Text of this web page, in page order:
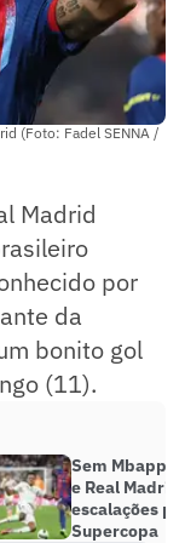
(Foto: Fadel SENNA /
Madrid
por
da
bonito gol
(11).
Sem
e Real
escalações
Supercopa